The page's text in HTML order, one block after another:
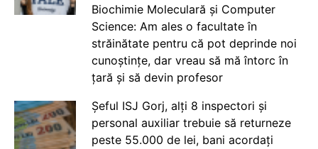
Biochimie Moleculară și Computer
Science: Am ales o facultate în
străinătate pentru că pot deprinde noi
cunoștințe, dar vreau să mă întorc în
țară și să devin profesor
Șeful ISJ Gorj, alți 8 inspectori și
personal auxiliar trebuie să returneze
peste 55.000 de lei, bani acordați